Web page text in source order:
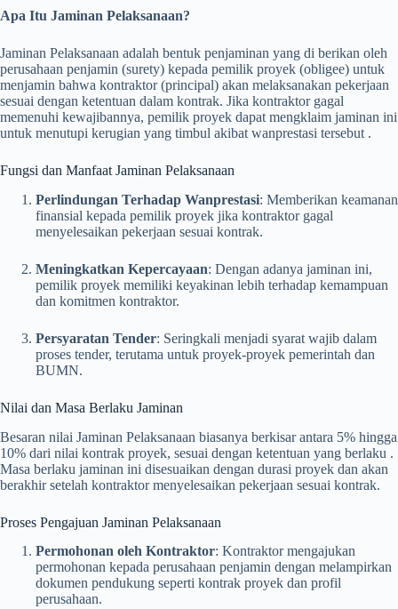
Apa Itu Jaminan Pelaksanaan?
Jaminan Pelaksanaan adalah bentuk penjaminan yang di berikan oleh
perusahaan penjamin (surety) kepada pemilik proyek (obligee) untuk
menjamin bahwa kontraktor (principal) akan melaksanakan pekerjaan
sesuai dengan ketentuan dalam kontrak. Jika kontraktor gagal
memenuhi kewajibannya, pemilik proyek dapat mengklaim jaminan ini
untuk menutupi kerugian yang timbul akibat wanprestasi tersebut .​
Fungsi dan Manfaat Jaminan Pelaksanaan
Perlindungan Terhadap Wanprestasi: Memberikan keamanan
finansial kepada pemilik proyek jika kontraktor gagal
menyelesaikan pekerjaan sesuai kontrak.
Meningkatkan Kepercayaan: Dengan adanya jaminan ini,
pemilik proyek memiliki keyakinan lebih terhadap kemampuan
dan komitmen kontraktor.
Persyaratan Tender: Seringkali menjadi syarat wajib dalam
proses tender, terutama untuk proyek-proyek pemerintah dan
BUMN.
Nilai dan Masa Berlaku Jaminan
Besaran nilai Jaminan Pelaksanaan biasanya berkisar antara 5% hingga
10% dari nilai kontrak proyek, sesuai dengan ketentuan yang berlaku .
Masa berlaku jaminan ini disesuaikan dengan durasi proyek dan akan
berakhir setelah kontraktor menyelesaikan pekerjaan sesuai kontrak.
Proses Pengajuan Jaminan Pelaksanaan
Permohonan oleh Kontraktor: Kontraktor mengajukan
permohonan kepada perusahaan penjamin dengan melampirkan
dokumen pendukung seperti kontrak proyek dan profil
perusahaan.